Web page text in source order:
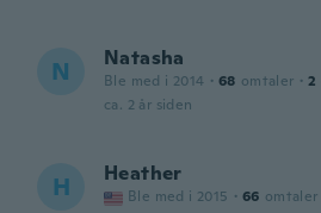
N Natasha
Ble med i 2014 · 68 omtaler · 2
ca. 2 år siden
H Heather
Ble med i 2015 · 66 omtaler